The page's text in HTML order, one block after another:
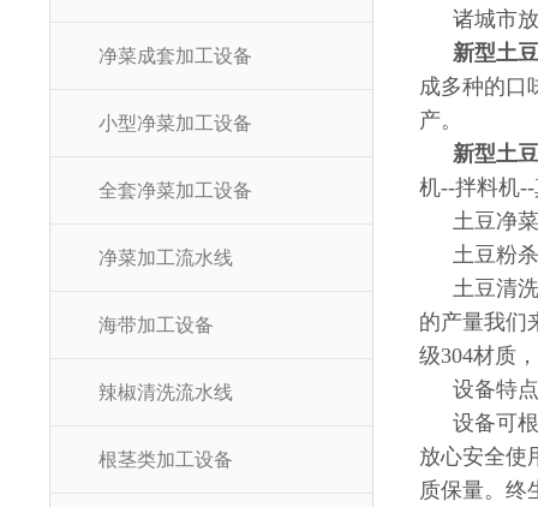
净菜成套加工设备
小型净菜加工设备
全套净菜加工设备
净菜加工流水线
海带加工设备
辣椒清洗流水线
根茎类加工设备
诸城市
新型土
成多种的口
产。
新型土
机--拌料机
土豆净
土豆粉
土豆清
的产量我们
级304材质
设备特
设备可
放心安全使
质保量。终